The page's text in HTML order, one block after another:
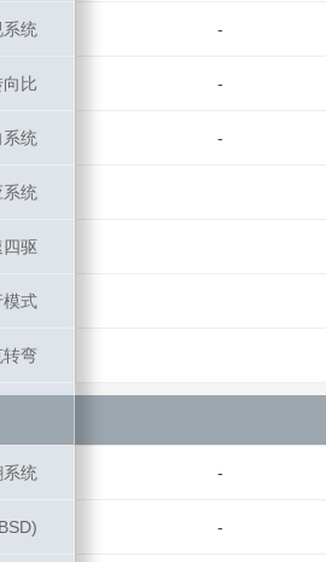
系统 -
比 -
统 -
统
四驱
模式
转弯
系统 -
-
统
比
统
统
四驱
模式
转弯
系统